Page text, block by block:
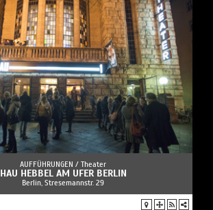
AUFFÜHRUNGEN / Theater
HAU HEBBEL AM UFER BERLIN
Berlin, Stresemannstr. 29